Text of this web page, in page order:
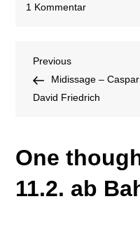
1 Kommentarzu
Bahnhof
Mitte
Previous
Post
Previous
Midissage – Caspar
David Friedrich
One
11.2. ab